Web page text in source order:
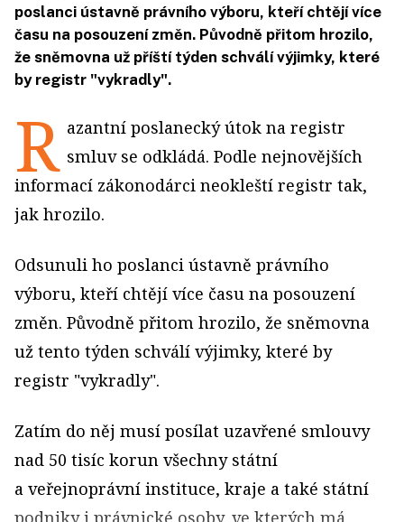
poslanci ústavně právního výboru, kteří chtějí více
času na posouzení změn. Původně přitom hrozilo,
že sněmovna už příští týden schválí výjimky, které
by registr "vykradly".
R azantní poslanecký útok na registr
smluv se odkládá. Podle nejnovějších
informací zákonodárci neokleští registr tak,
jak hrozilo.
Odsunuli ho poslanci ústavně právního
výboru, kteří chtějí více času na posouzení
změn. Původně přitom hrozilo, že sněmovna
už tento týden schválí výjimky, které by
registr "vykradly".
Zatím do něj musí posílat uzavřené smlouvy
nad 50 tisíc korun všechny státní
a veřejnoprávní instituce, kraje a také státní
podniky i právnické osoby, ve kterých má